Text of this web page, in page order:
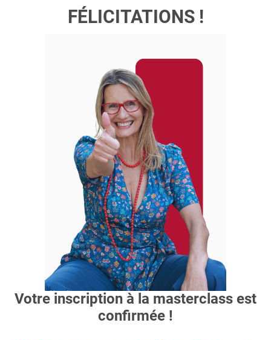
FÉLICITATIONS !
Votre inscription à la masterclass est
confirmée !